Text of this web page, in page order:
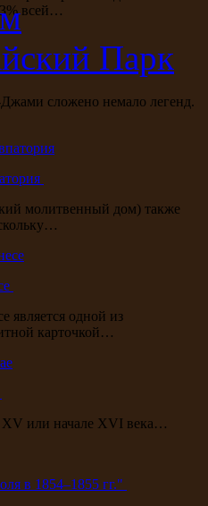
всей…
сложено немало легенд.
молитвенный дом) также
является одной из
карточкой…
XV или начале XVI века…
в 1854–1855 гг."
Парк